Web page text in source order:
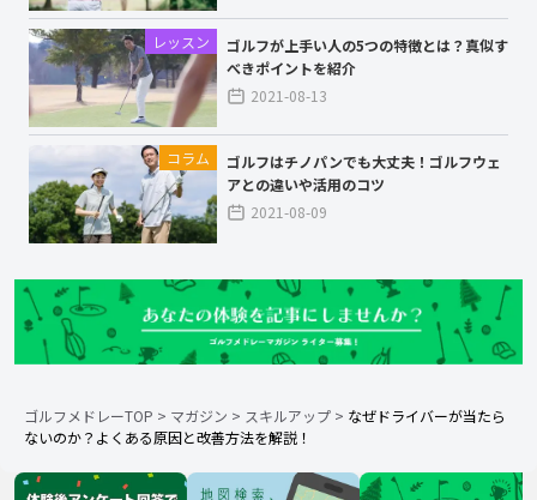
レッスン
ゴルフが上手い人の5つの特徴とは？真似す
べきポイントを紹介
2021-08-13
コラム
ゴルフはチノパンでも大丈夫！ゴルフウェ
アとの違いや活用のコツ
2021-08-09
ゴルフメドレーTOP > マガジン > スキルアップ > なぜドライバーが当たら
ないのか？よくある原因と改善方法を解説！